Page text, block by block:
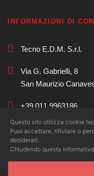
INFORMAZIONI DI
Tecno E.D.M. S.r.l.
Via G. Gabrielli, 8
San Maurizio
+39 011 9963186
Questo sito utilizza cookie
Puoi accettare, rifiutare o
desiderati.
Chiudendo questa